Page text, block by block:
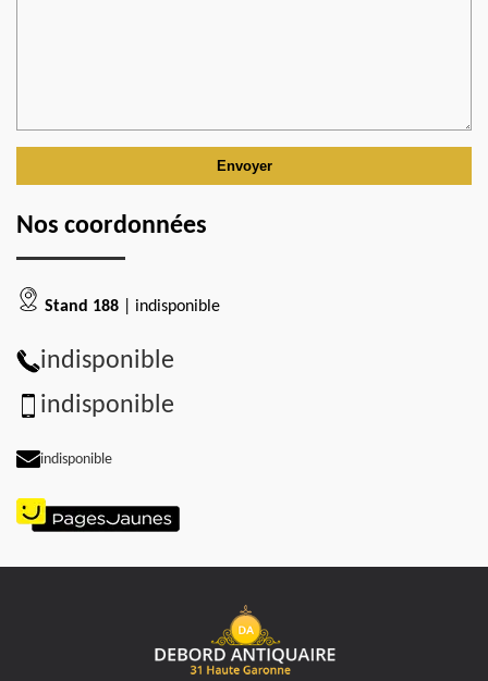
Nos coordonnées
Stand 188 | indisponible
indisponible
indisponible
indisponible